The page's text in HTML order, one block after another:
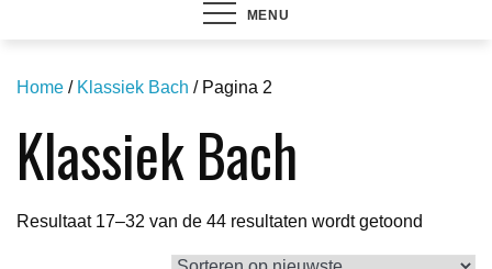
MENU
Home / Klassiek Bach / Pagina 2
Klassiek Bach
Resultaat 17–32 van de 44 resultaten wordt getoond
op